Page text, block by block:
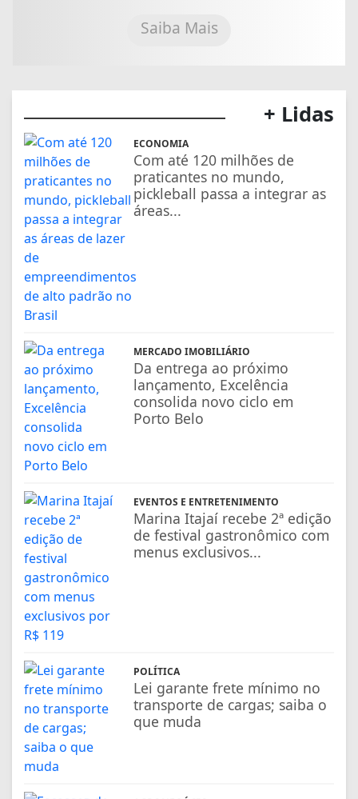
Saiba Mais
+ Lidas
ECONOMIA
Com até 120 milhões de
praticantes no mundo,
pickleball passa a integrar as
áreas...
MERCADO IMOBILIÁRIO
Da entrega ao próximo
lançamento, Excelência
consolida novo ciclo em
Porto Belo
EVENTOS E ENTRETENIMENTO
Marina Itajaí recebe 2ª edição
de festival gastronômico com
menus exclusivos...
POLÍTICA
Lei garante frete mínimo no
transporte de cargas; saiba o
que muda